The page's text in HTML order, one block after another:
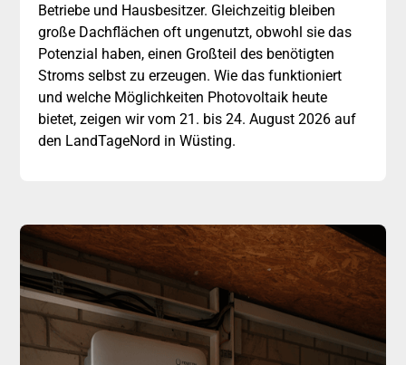
Betriebe und Hausbesitzer. Gleichzeitig bleiben
große Dachflächen oft ungenutzt, obwohl sie das
Potenzial haben, einen Großteil des benötigten
Stroms selbst zu erzeugen. Wie das funktioniert
und welche Möglichkeiten Photovoltaik heute
bietet, zeigen wir vom 21. bis 24. August 2026 auf
den LandTageNord in Wüsting.